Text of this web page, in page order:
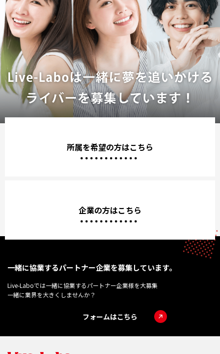
所属を希望の方はこちら
企業の方はこちら
一緒に協業するパートナー企業を募集しています。
Live-Laboでは一緒に協業するパートナー企業様を大募集
一緒に業界を大きくしませんか？
フォームはこちら